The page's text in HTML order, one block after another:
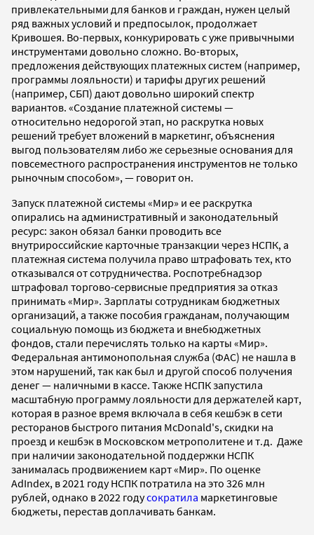
привлекательными для банков и граждан, нужен целый
ряд важных условий и предпосылок, продолжает
Кривошея. Во-первых, конкурировать с уже привычными
инструментами довольно сложно. Во-вторых,
предложения действующих платежных систем (например,
программы лояльности) и тарифы других решений
(например, СБП) дают довольно широкий спектр
вариантов. «Создание платежной системы —
относительно недорогой этап, но раскрутка новых
решений требует вложений в маркетинг, объяснения
выгод пользователям либо же серьезные основания для
повсеместного распространения инструментов не только
рыночным способом», — говорит он.
Запуск платежной системы «Мир» и ее раскрутка
опирались на административный и законодательный
ресурс: закон обязал банки проводить все
внутрироссийские карточные транзакции через НСПК, а
платежная система получила право штрафовать тех, кто
отказывался от сотрудничества. Роспотребнадзор
штрафовал торгово-сервисные предприятия за отказ
принимать «Мир». Зарплаты сотрудникам бюджетных
организаций, а также пособия гражданам, получающим
социальную помощь из бюджета и внебюджетных
фондов, стали перечислять только на карты «Мир».
Федеральная антимонопольная служба (ФАС) не нашла в
этом нарушений, так как был и другой способ получения
денег — наличными в кассе. Также НСПК запустила
масштабную программу лояльности для держателей карт,
которая в разное время включала в себя кешбэк в сети
ресторанов быстрого питания McDonald's, скидки на
проезд и кешбэк в Московском метрополитене и т.д. Даже
при наличии законодательной поддержки НСПК
занималась продвижением карт «Мир». По оценке
AdIndex, в 2021 году НСПК потратила на это 326 млн
рублей, однако в 2022 годусократила маркетинговые
бюджеты, перестав доплачивать банкам.